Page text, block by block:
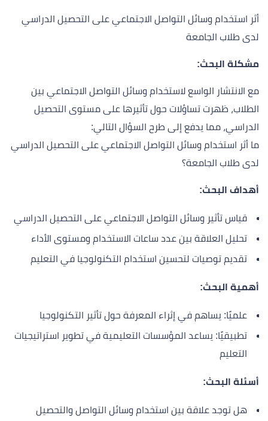
أثر استخدام وسائل التواصل الاجتماعي على التحصيل الدراسي
لدى طلاب الجامعة
مشكلة البحث:
مع الانتشار الواسع لاستخدام وسائل التواصل الاجتماعي بين
الطلاب، ظهرت تساؤلات حول تأثيرها على مستوى التحصيل
الدراسي، مما يدفع إلى طرح السؤال التالي:
ما أثر استخدام وسائل التواصل الاجتماعي على التحصيل الدراسي
لدى طلاب الجامعة؟
أهداف البحث:
قياس تأثير وسائل التواصل الاجتماعي على التحصيل الدراسي
تحليل العلاقة بين عدد ساعات الاستخدام ومستوى الأداء
تقديم توصيات لتحسين استخدام التكنولوجيا في التعليم
أهمية البحث:
علميًا: يساهم في إثراء المعرفة حول تأثير التكنولوجيا
تطبيقيًا: يساعد المؤسسات التعليمية في تطوير استراتيجيات
التعليم
أسئلة البحث:
هل توجد علاقة بين استخدام وسائل التواصل والتحصيل